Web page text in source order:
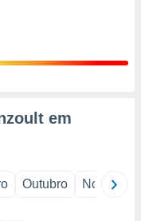
em
Outubro Novembro